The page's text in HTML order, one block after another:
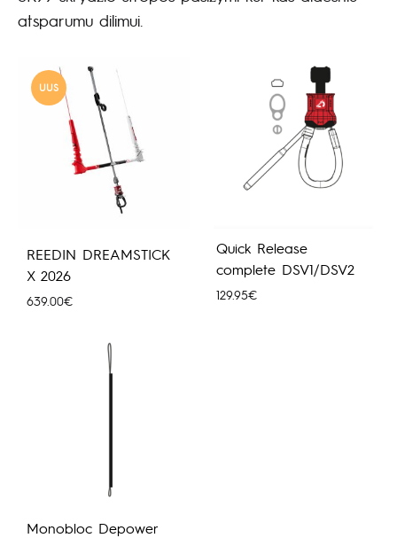
atsparumu dilimui.
UUS
REEDIN DREAMSTICK
X 2026
639.00€
Quick Release
complete DSV1/DSV2
129.95€
Monobloc Depower